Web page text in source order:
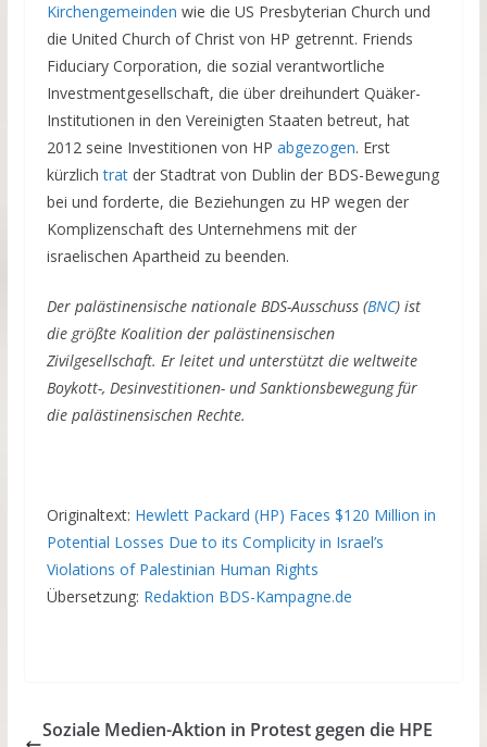
Kirchengemeinden wie die US Presbyterian Church und
die United Church of Christ von HP getrennt. Friends
Fiduciary Corporation, die sozial verantwortliche
Investmentgesellschaft, die über dreihundert Quäker-
Institutionen in den Vereinigten Staaten betreut, hat
2012 seine Investitionen von HP abgezogen. Erst
kürzlichtratder Stadtrat von Dublin der BDS-Bewegung
bei und forderte, die Beziehungen zu HP wegen der
Komplizenschaft des Unternehmens mit der
israelischen Apartheid zu beenden.
Der palästinensische nationale BDS-Ausschuss (BNC) ist
die größte Koalition der palästinensischen
Zivilgesellschaft. Er leitet und unterstützt die weltweite
Boykott-, Desinvestitionen- und Sanktionsbewegung für
die palästinensischen Rechte.
Originaltext: Hewlett Packard (HP) Faces $120 Million in
Potential Losses Due to its Complicity in Israel’s
Violations of Palestinian Human Rights
Übersetzung: Redaktion BDS-Kampagne.de
Soziale Medien-Aktion in Protest gegen die HPE